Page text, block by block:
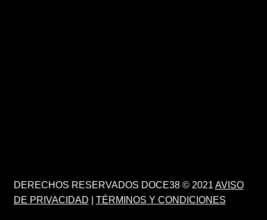
DERECHOS RESERVADOS DOCE38 © 2021 AVISO
DE PRIVACIDAD
TÉRMINOS Y CONDICIONES